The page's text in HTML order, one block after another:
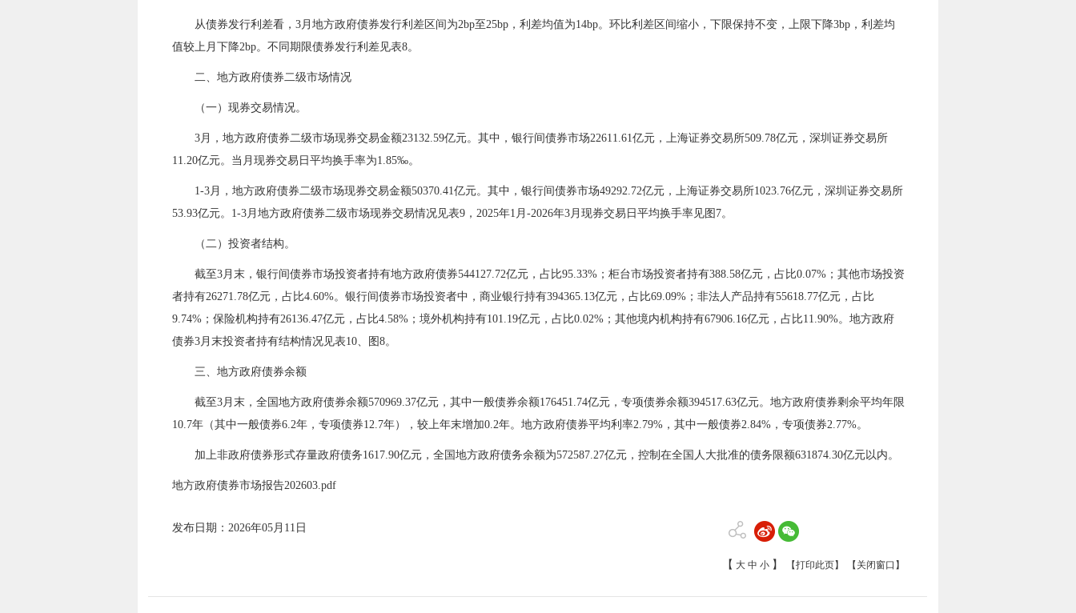
从债券发行利差看， 3月地方政府债券发行利差区间为2bp至25bp，利差均值为14bp。环比利差区间缩小，下限保持不变， 上限下降3bp，利差均
值较上月下降2bp。不同期限债券发行利差见表8。
二、地方政府债券二级市场情况
（一）现券交易情况。
3月，地方政府债券二级市场现券交易金额23132.59亿元。其中，银行间债券市场22611.61亿元，上海证券交易所509.78亿元，深圳证券交易所
11.20亿元。当月现券交易日平均换手率为1.85‰。
1-3月，地方政府债券二级市场现券交易金额50370.41亿元。其中，银行间债券市场49292.72亿元，上海证券交易所1023.76亿元，深圳证券交易所
53.93亿元。1-3月地方政府债券二级市场现券交易情况见表9，2025年1月-2026年3月 现券交易日平均换手率见图7。
（二）投资者结构。
截至3月末，银行间债券市场投资者持有地方政府债券544127.72亿元，占比95.33%；柜台市场投资者持有388.58亿元，占比0.07%；其他市场投资
者持有26271.78亿元，占比4.60%。银行间债券市场投资者中，商业银行持有394365.13亿元， 占比69.09%； 非法人产品持有55618.77亿元，占比
9.74%； 保险机构持有26136.47亿元，占比4.58%； 境外机构持有101.19亿元， 占比0.02%； 其他境内机构持有67906.16亿元，占比11.90%。 地方政府
债券3月末投资者持有结构情况见表10、图8。
三、地方政府债券余额
截至3月末，全国地方政府债券余额570969.37亿元，其中一般债券余额176451.74亿元，专项债券余额394517.63亿元。地方政府债券剩余平均年限
10.7年（其中一般债券6.2年，专项债券12.7年）， 较上年末增加0.2年。地方政府债券平均利率2.79%，其中一般债券2.84%，专项债券2.77%。
加上非政府债券形式存量政府债务1617.90亿元，全国地方政府债务余额为572587.27亿元， 控制在全国人大批准的债务 限额631874.30亿元以内。
地方政府债券市场报告202603.pdf
发布日期：2026年05月11日
【 大 中 小 】 【打印此页】 【关闭窗口】